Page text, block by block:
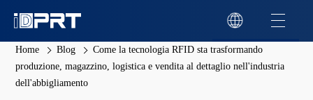
Home Blog
Come la tecnologia RFID sta trasformando
produzione, magazzino, logistica e vendita al dettaglio nell'industria
dell'abbigliamento